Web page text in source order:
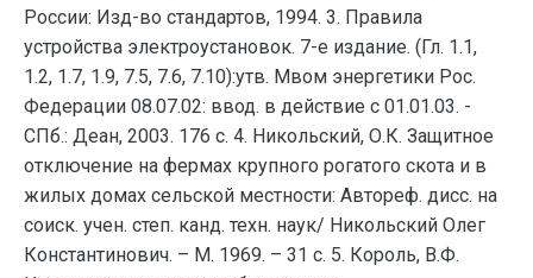
России: Изд-во стандартов, 1994. 3. Правила
устройства электроустановок. 7-е издание. (Гл. 1.1,
1.2, 1.7, 1.9, 7.5, 7.6, 7.10):утв. Мвом энергетики Рос.
Федерации 08.07.02: ввод. в действие с 01.01.03. -
СПб.: Деан, 2003. 176 с. 4. Никольский, О.К. Защитное
отключение на фермах крупного рогатого скота и в
жилых домах сельской местности: Автореф. дисс. на
соиск. учен. степ. канд. техн. наук/ Никольский Олег
Константинович. – М. 1969. – 31 с. 5. Король, В.Ф.